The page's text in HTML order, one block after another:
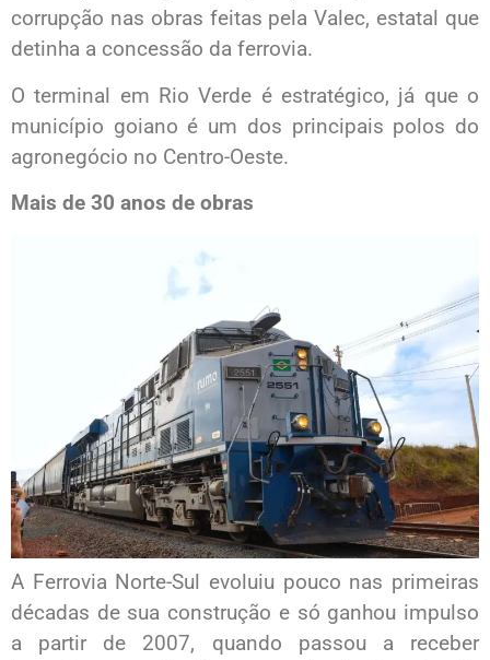
corrupção nas obras feitas pela Valec, estatal que
detinha a concessão da ferrovia.
O terminal em Rio Verde é estratégico, já que o
município goiano é um dos principais polos do
agronegócio no Centro-Oeste.
Mais de 30 anos de obras
A Ferrovia Norte-Sul evoluiu pouco nas primeiras
décadas de sua construção e só ganhou impulso
a partir de 2007, quando passou a receber